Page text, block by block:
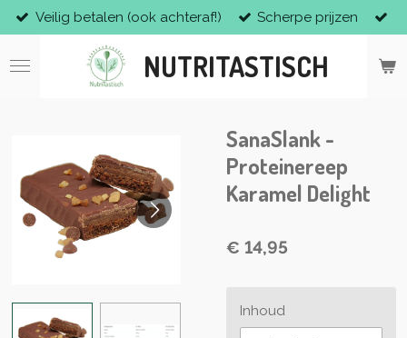
Ga
direct
naar
NUTRITASTISCH
Veilig betalen (ook achteraf!) Scherpe prijzen
SanaSlank -
Proteinereep
Karamel Delight
€ 14,95
Inhoud